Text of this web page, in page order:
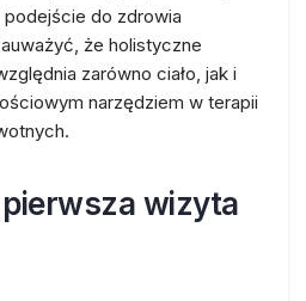
do zdrowia
że holistyczne
zarówno ciało, jak i
narzędziem w terapii
wizyta